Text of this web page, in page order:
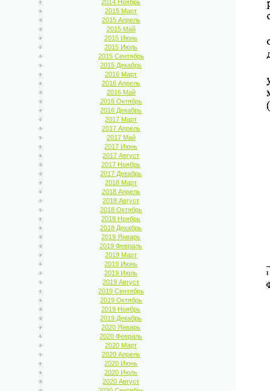
2014 Ноябрь
2015 Март
2015 Апрель
2015 Май
2015 Июнь
2015 Июль
2015 Сентябрь
2015 Декабрь
2016 Март
2016 Апрель
2016 Май
2016 Октябрь
2016 Декабрь
2017 Март
2017 Апрель
2017 Май
2017 Июнь
2017 Август
2017 Ноябрь
2017 Декабрь
2018 Март
2018 Апрель
2018 Август
2018 Октябрь
2018 Ноябрь
2018 Декабрь
2019 Январь
2019 Февраль
2019 Март
2019 Июнь
2019 Июль
2019 Август
2019 Сентябрь
2019 Октябрь
2019 Ноябрь
2019 Декабрь
2020 Январь
2020 Февраль
2020 Март
2020 Апрель
2020 Июнь
2020 Июль
2020 Август